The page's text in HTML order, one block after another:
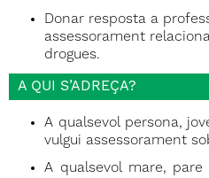
Donar resposta a
assessorament
drogues.
A QUI S’ADREÇA?
A qualsevol persona,
vulgui assessorament
A qualsevol mare,